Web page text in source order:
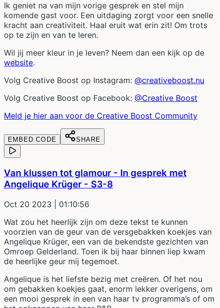
Ik geniet na van mijn vorige gesprek en stel mijn
komende gast voor. Een uitdaging zorgt voor een snelle
kracht aan creativiteit. Haal eruit wat erin zit! Om trots
op te zijn en van te leren.
Wil jij meer kleur in je leven? Neem dan een kijk op de
website.
Volg Creative Boost op Instagram: @creativeboost.nu
Volg Creative Boost op Facebook: @Creative Boost
Meld je hier aan voor de Creative Boost Community
EMBED CODE SHARE
Van klussen tot glamour - In gesprek met
Angelique Krüger - S3-8
Oct 20 2023 | 01:10:56
Wat zou het heerlijk zijn om deze tekst te kunnen
voorzien van de geur van de versgebakken koekjes van
Angelique Krüger, een van de bekendste gezichten van
Omroep Gelderland. Toen ik bij haar binnen liep kwam
de heerlijke geur mij tegemoet.
Angelique is het liefste bezig met creëren. Of het nou
om gebakken koekjes gaat, enorm lekker overigens, om
een mooi gesprek in een van haar tv programma’s of om